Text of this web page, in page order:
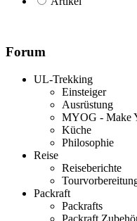
Forum
UL-Trekking
Einsteiger
Ausrüstung
MYOG - Make
Küche
Philosophie
Reise
Reiseberichte
Packraft
Packrafts